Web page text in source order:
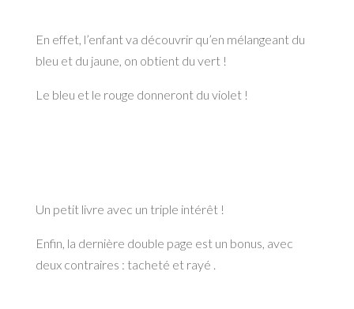
En effet, l’enfant va découvrir qu’en mélangeant du
bleu et du jaune, on obtient du vert !
Le bleu et le rouge donneront du violet !
Un petit livre avec un triple intérêt !
Enfin, la dernière double page est un bonus, avec
deux contraires : tacheté et rayé .